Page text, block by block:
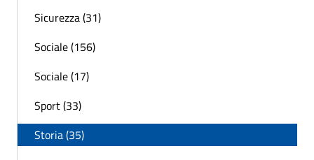
Sicurezza (31)
Sociale (156)
Sociale (17)
Sport (33)
Storia (35)